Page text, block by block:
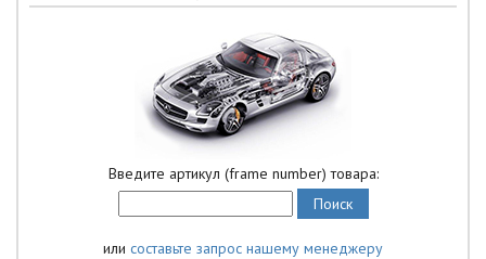
Введите артикул (frame number) товара:
или составьте запрос нашему менеджеру